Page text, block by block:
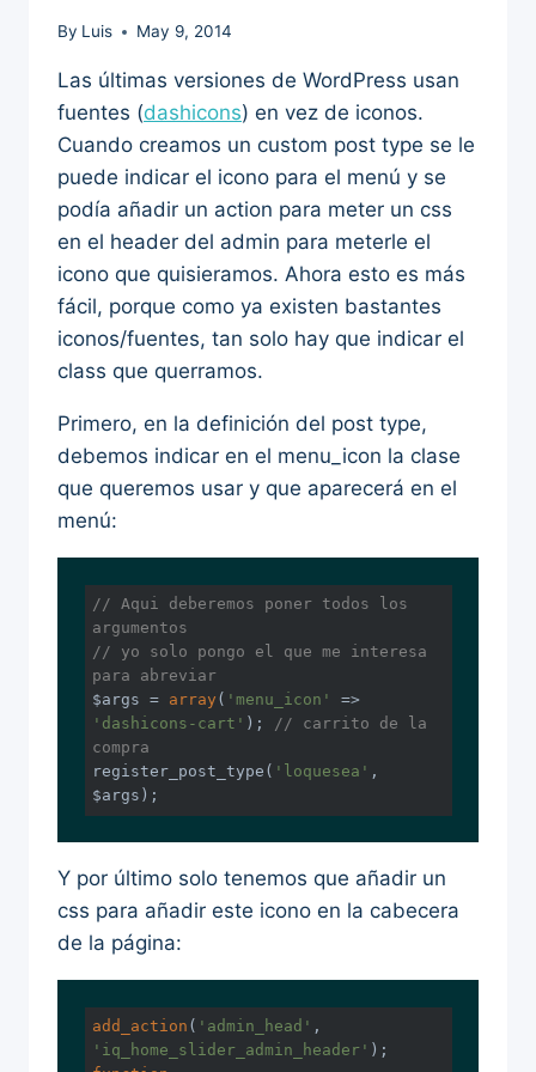
By Luis May 9, 2014
Las últimas versiones de WordPress usan
fuentes (dashicons) en vez de iconos.
Cuando creamos un custom post type se le
puede indicar el icono para el menú y se
podía añadir un action para meter un css
en el header del admin para meterle el
icono que quisieramos. Ahora esto es más
fácil, porque como ya existen bastantes
iconos/fuentes, tan solo hay que indicar el
class que querramos.
Primero, en la definición del post type,
debemos indicar en el menu_icon la clase
que queremos usar y que aparecerá en el
menú:
// Aqui deberemos poner todos los
argumentos
// yo solo pongo el que me interesa
para abreviar
$args = array ( 'menu_icon'
'dashicons-cart' );
// carrito de la
compra
register_post_type( 'loquesea' ,
$args);
Y por último solo tenemos que añadir un
css para añadir este icono en la cabecera
de la página:
add_action ( 'admin_head'
'iq_home_slider_admin_header'